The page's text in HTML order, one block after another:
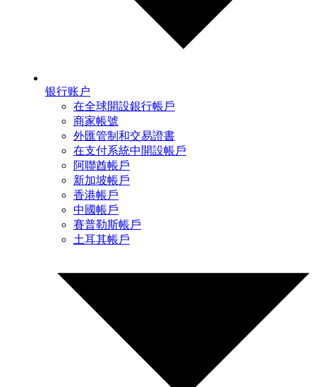
银行账户
在全球開設銀行帳戶
商家帳號
外匯管制和交易證書
在支付系統中開設帳戶
阿聯酋帳戶
新加坡帳戶
香港帳戶
中國帳戶
賽普勒斯帳戶
土耳其帳戶